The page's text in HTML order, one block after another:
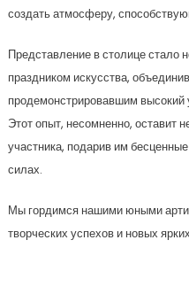
создать атмосферу,
Представление в столице стало
праздником искусства,
продемонстрировавшим высокий
Этот опыт, несомненно, оставит
участника, подарив им
силах.
Мы гордимся нашими юными
творческих успехов и новых